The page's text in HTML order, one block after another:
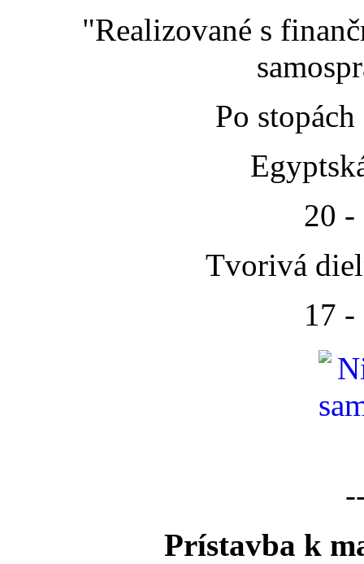
"Realizované s
Po
20 -
Tvorivá
17 -
Prístavba k